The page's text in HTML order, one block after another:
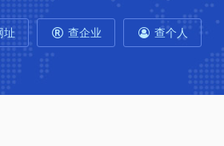
址 查企业 查个人